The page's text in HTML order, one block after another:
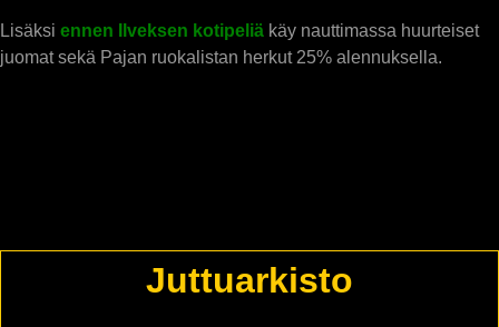
Lisäksi ennen Ilveksen kotipeliä käy nauttimassa huurteiset
juomat sekä Pajan ruokalistan herkut 25% alennuksella.
Juttuarkisto